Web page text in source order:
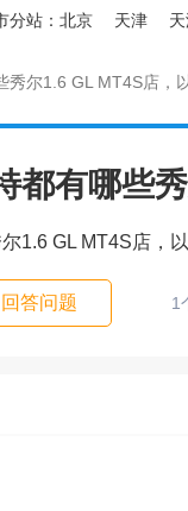
分站： 北京 天津
尔1.6 GL MT4S店，
1.6 GL MT4S店，
回答问题 1